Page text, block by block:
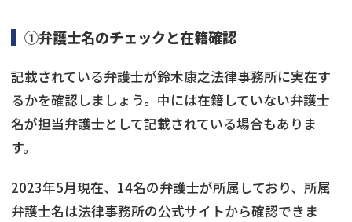
①弁護士名のチェックと在籍確認
記載されている弁護士が鈴木康之法律事務所に実在す
るかを確認しましょう。中には在籍していない弁護士
名が担当弁護士として記載されている場合もありま
す。
2023年5月現在、14名の弁護士が所属しており、所属
弁護士名は法律事務所の公式サイトから確認できま